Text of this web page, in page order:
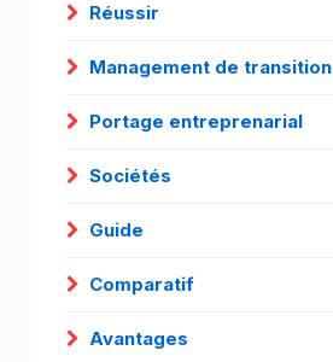
Réussir
Management de transition
Portage entreprenarial
Sociétés
Guide
Comparatif
Avantages